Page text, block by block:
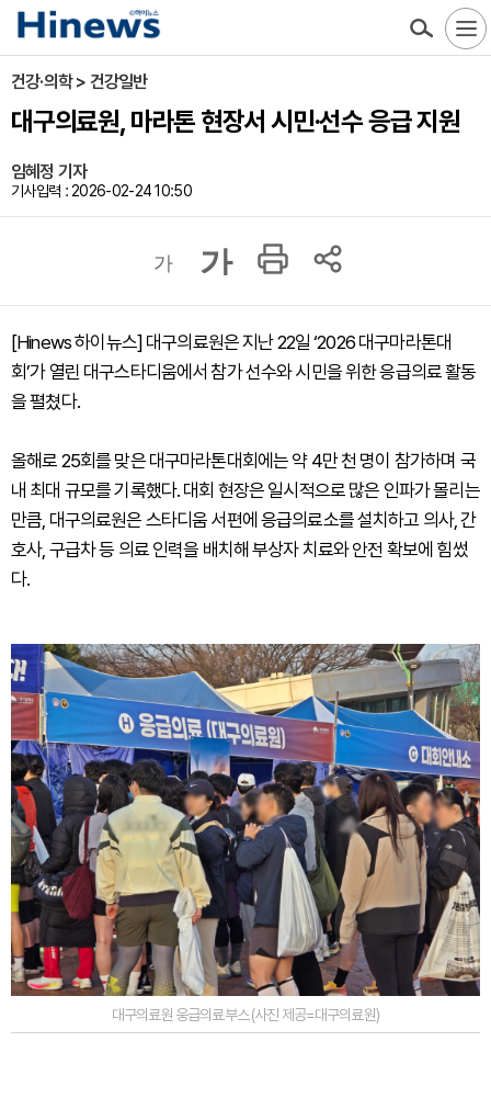
건강·의학 > 건강일반
대구의료원, 마라톤 현장서 시민·선수 응급 지원
임혜정 기자
기사입력 : 2026-02-24 10:50
가 가
[Hinews 하이뉴스] 대구의료원은 지난 22일 ‘2026 대구마라톤대
회’가 열린 대구스타디움에서 참가 선수와 시민을 위한 응급의료 활동
을 펼쳤다.
올해로 25회를 맞은 대구마라톤대회에는 약 4만 천 명이 참가하며 국
내 최대 규모를 기록했다. 대회 현장은 일시적으로 많은 인파가 몰리는
만큼, 대구의료원은 스타디움 서편에 응급의료소를 설치하고 의사, 간
호사, 구급차 등 의료 인력을 배치해 부상자 치료와 안전 확보에 힘썼
다.
대구의료원 웅급의료부스 (사진 제공=대구의료원)